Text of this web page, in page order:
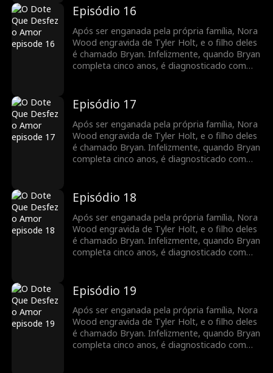
família que Tyler lhe deu, desencadeando uma
busca por Bryan pela família Holt em toda a
cidade. Enquanto isso, Nora se junta ao Holt
Group como secretária de Tyler. À medida
que trabalham juntos, seus sentimentos um
pelo outro crescem, e o relacionamento deles
Episódio 16
Após ser enganada pela própria família, Nora
Wood engravida de Tyler Holt, e o filho deles
é chamado Bryan. Infelizmente, quando Bryan
completa cinco anos, é diagnosticado com
família que Tyler lhe deu, desencadeando uma
busca por Bryan pela família Holt em toda a
cidade. Enquanto isso, Nora se junta ao Holt
Group como secretária de Tyler. À medida
que trabalham juntos, seus sentimentos um
pelo outro crescem, e o relacionamento deles
Episódio 17
Após ser enganada pela própria família, Nora
Wood engravida de Tyler Holt, e o filho deles
é chamado Bryan. Infelizmente, quando Bryan
completa cinco anos, é diagnosticado com
família que Tyler lhe deu, desencadeando uma
busca por Bryan pela família Holt em toda a
cidade. Enquanto isso, Nora se junta ao Holt
Group como secretária de Tyler. À medida
que trabalham juntos, seus sentimentos um
pelo outro crescem, e o relacionamento deles
Episódio 18
Após ser enganada pela própria família, Nora
Wood engravida de Tyler Holt, e o filho deles
é chamado Bryan. Infelizmente, quando Bryan
completa cinco anos, é diagnosticado com
família que Tyler lhe deu, desencadeando uma
busca por Bryan pela família Holt em toda a
cidade. Enquanto isso, Nora se junta ao Holt
Group como secretária de Tyler. À medida
que trabalham juntos, seus sentimentos um
pelo outro crescem, e o relacionamento deles
Episódio 19
Após ser enganada pela própria família, Nora
Wood engravida de Tyler Holt, e o filho deles
é chamado Bryan. Infelizmente, quando Bryan
completa cinco anos, é diagnosticado com